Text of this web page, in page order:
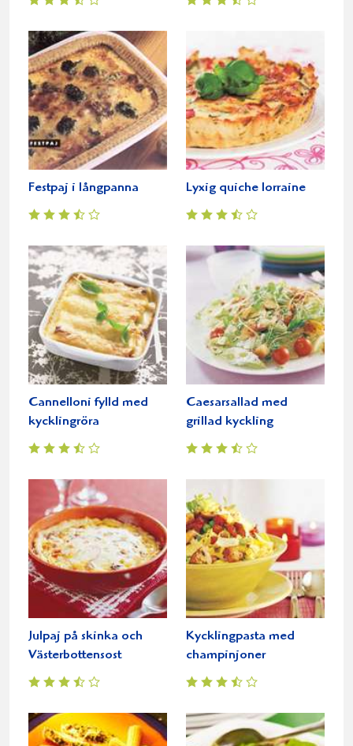
Festpaj i långpanna Lyxig quiche lorraine
Cannelloni fylld med
kycklingröra
Caesarsallad med
grillad kyckling
Julpaj på skinka och
Västerbottensost
Kycklingpasta med
champinjoner